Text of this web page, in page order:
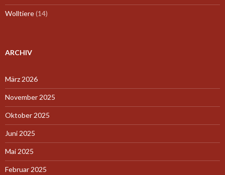
Wolltiere(14)
ARCHIV
März 2026
November 2025
Oktober 2025
Juni 2025
Mai 2025
Februar 2025